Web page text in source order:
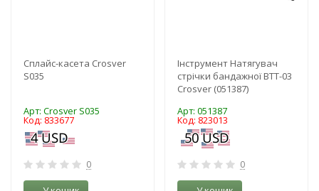
Сплайс-касета Crosver
S035
Арт: Crosver S035
Код: 833677
0
Інструмент Натягувач
стрічки бандажної BTТ-03
Crosver (051387)
Арт: 051387
Код: 823013
0